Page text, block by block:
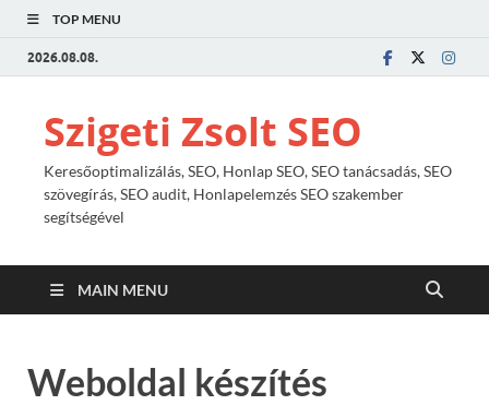
TOP MENU
2026.08.08.
Szigeti Zsolt SEO
Keresőoptimalizálás, SEO, Honlap SEO, SEO tanácsadás, SEO
szövegírás, SEO audit, Honlapelemzés SEO szakember
segítségével
MAIN MENU
Weboldal készítés